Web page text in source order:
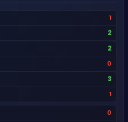
1
2
2
0
3
1
0